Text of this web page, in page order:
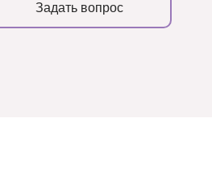
Задать вопрос